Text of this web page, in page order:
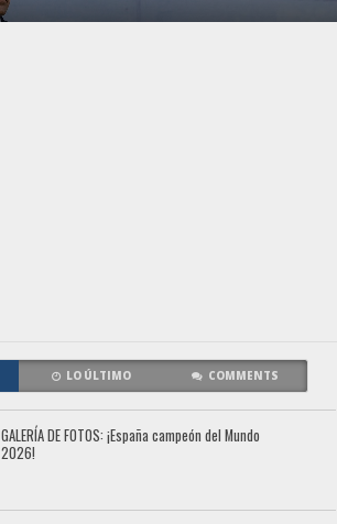
LO ÚLTIMO COMMENTS
GALERÍA DE FOTOS: ¡España campeón del Mundo
2026!